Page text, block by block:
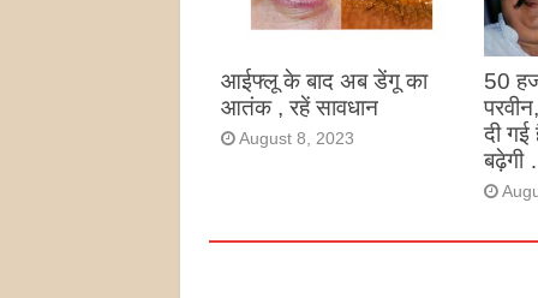
आईफ्लू के बाद अब डेंगू का
आतंक , रहें सावधान
August 8, 2023
50
दी